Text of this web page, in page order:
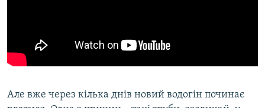
Але вже через кілька днів новий водогін починає